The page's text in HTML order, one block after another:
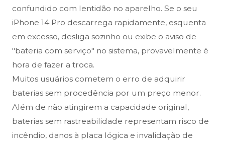
confundido com lentidão no aparelho. Se o seu
iPhone 14 Pro descarrega rapidamente, esquenta
em excesso, desliga sozinho ou exibe o aviso de
"bateria com serviço" no sistema, provavelmente é
hora de fazer a troca.
Muitos usuários cometem o erro de adquirir
baterias sem procedência por um preço menor.
Além de não atingirem a capacidade original,
baterias sem rastreabilidade representam risco de
incêndio, danos à placa lógica e invalidação de